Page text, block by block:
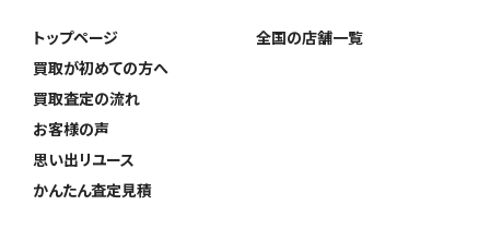
トップページ
買取が初めての方へ
買取査定の流れ
お客様の声
思い出リユース
かんたん査定見積
全国の店舗一覧